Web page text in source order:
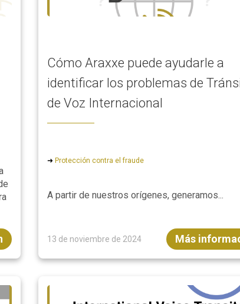
Cómo Araxxe puede ayudarle a
identificar los problemas de
de Voz Internacional
➜ Protección contra el fraude
A partir de nuestros orígenes, generamos...
13 de noviembre de 2024 Más